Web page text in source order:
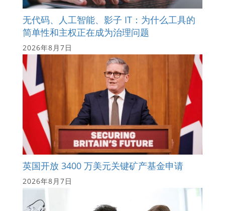
无代码、人工智能、影子 IT：为什么工具的
简单性和主权正在成为治理问题
2026年8月7日
英国开放 3400 万美元关键矿产基金申请
2026年8月7日